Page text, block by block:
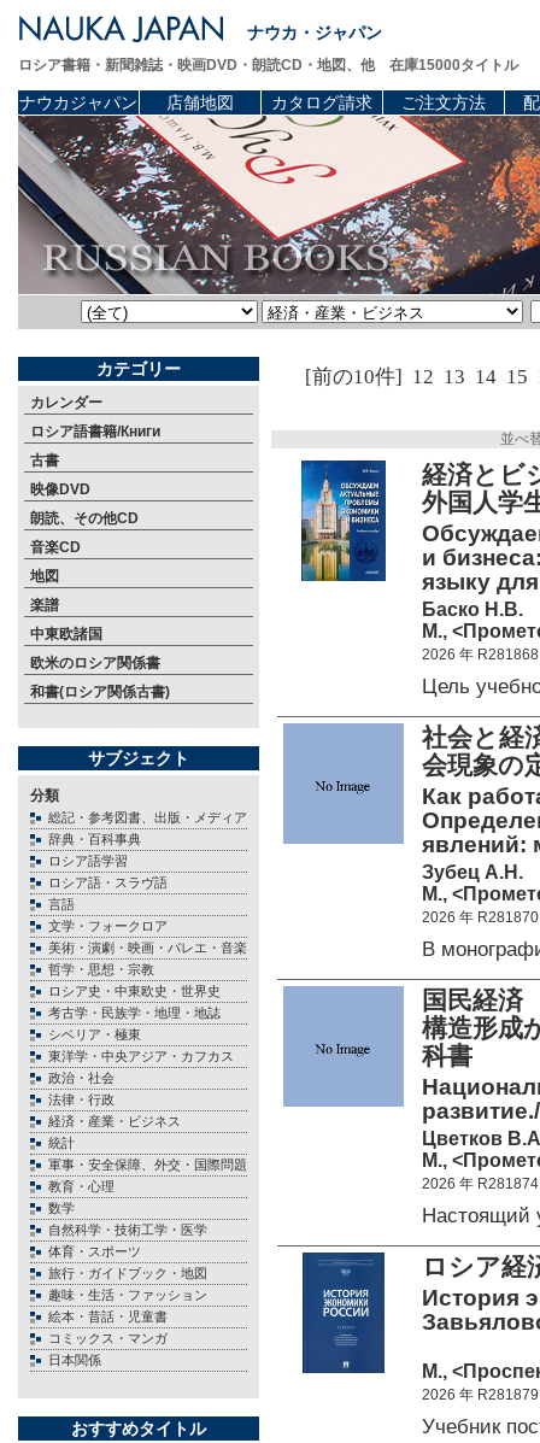
ナウカ・ジャパン
ロシア書籍・新聞雑誌・映画DVD・朗読CD・地図、他 在庫15000タイトル
ナウカジャパン 店舗地図 カタログ請求 ご注文方法
カテゴリー
カレンダー
ロシア語書籍/Книги
古書
映像DVD
朗読、その他CD
音楽CD
地図
楽譜
中東欧諸国
欧米のロシア関係書
和書(ロシア関係古書)
サブジェクト
分類
総記・参考図書、出版・メディア
辞典・百科事典
ロシア語学習
ロシア語・スラヴ語
言語
文学・フォークロア
美術・演劇・映画・バレエ・音楽
哲学・思想・宗教
ロシア史・中東欧史・世界史
考古学・民族学・地理・地誌
シベリア・極東
東洋学・中央アジア・カフカス
政治・社会
法律・行政
経済・産業・ビジネス
統計
軍事・安全保障、外交・国際問題
教育・心理
数学
自然科学・技術工学・医学
体育・スポーツ
旅行・ガイドブック・地図
趣味・生活・ファッション
絵本・昔話・児童書
コミックス・マンガ
日本関係
おすすめタイトル
[前の10件] 12 13 14 15
並べ
経済とビ
外国人学
и
языку
Баско Н.В.
М.,
2026 年 R281868
Цель
社会と経
会現象
Как
явлений:
Зубец А.Н.
М.,
2026 年 R281870
В
国民経
構造形成
科書
Цветков
М.,
2026 年 R281874
Настоящий
ロシア
История
М.,
2026 年 R281879
Учебник